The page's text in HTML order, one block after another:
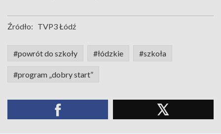
Źródło: TVP3 Łódź
#powrót do szkoły #łódzkie #szkoła
#program „dobry start”